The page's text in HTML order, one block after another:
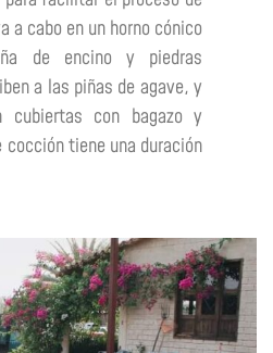
a cabo en un horno cónico
de encino y piedras
a las piñas de agave, y
con bagazo y
tiene una duración